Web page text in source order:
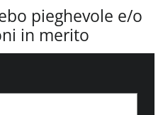
pieghevole e/o
in merito